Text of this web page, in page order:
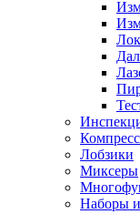
Лобзики
Миксеры
Наборы